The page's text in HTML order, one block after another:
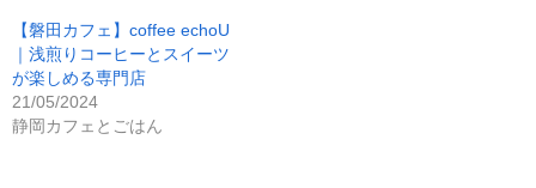
【磐田カフェ】coffee echoU
｜浅煎りコーヒーとスイーツ
が楽しめる専門店
21/05/2024
静岡カフェとごはん